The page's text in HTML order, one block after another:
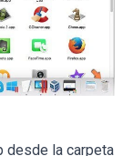
desde la carpeta